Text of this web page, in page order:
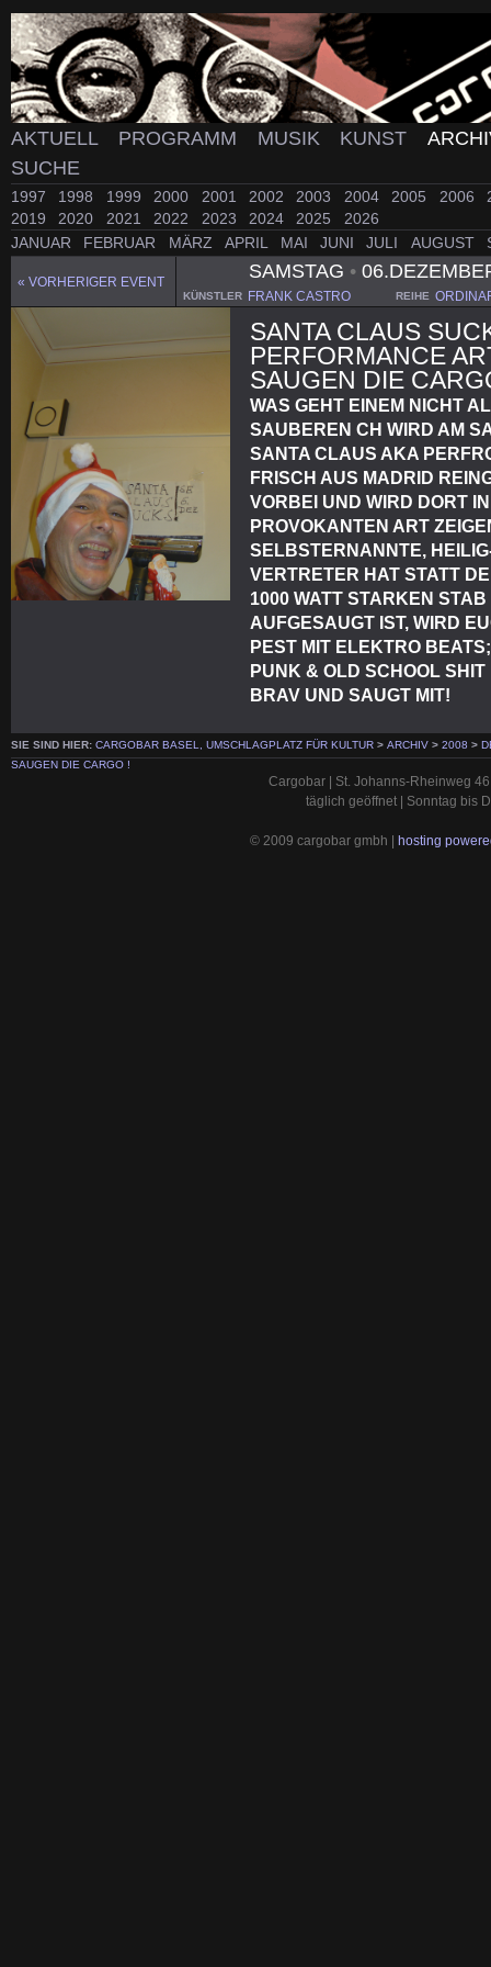
AKTUELL PROGRAMM MUSIK KUNST
SUCHE
1997 1998 1999 2000 2001 2002 2003 2004 2005 2006
2019
2020 2021 2022 2023 2024 2025
2026
JANUAR
FEBRUAR MÄRZ APRIL MAI JUNI JULI AUGUST
« VORHERIGER EVENT
SAMSTAG •
KÜNSTLER FRANK CASTRO REIHE
SANTA CLAUS
PERFORMANCE
SAUGEN DIE
WAS GEHT EINEM NICHT
SAUBEREN CH WIRD AM
SANTA CLAUS AKA
FRISCH AUS MADRID
VORBEI UND WIRD DORT
PROVOKANTEN ART
SELBSTERNANNTE,
VERTRETER HAT STATT
1000 WATT STARKEN
AUFGESAUGT IST, WIRD
PEST MIT ELEKTRO
PUNK & OLD SCHOOL
BRAV UND SAUGT MIT!
SIE SIND HIER: CARGOBAR BASEL, UMSCHLAGPLATZ FÜR KULTUR > ARCHIV > 2008 >
SAUGEN DIE CARGO !
Cargobar | St. Johanns-Rheinweg
täglich geöffnet | Sonntag bis
© 2009 cargobar gmbh | hosting